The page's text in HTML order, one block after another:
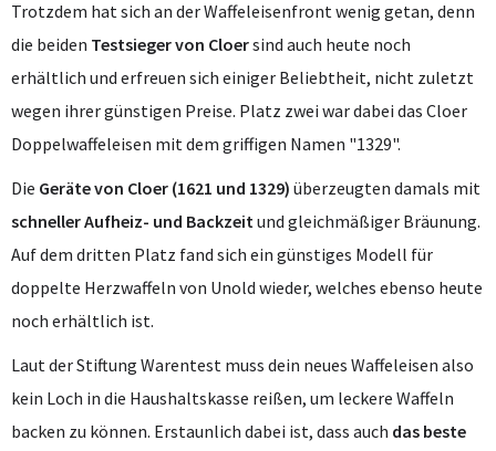
Trotzdem hat sich an der Waffeleisenfront wenig getan, denn
die beiden Testsieger von Cloersind auch heute noch
erhältlich und erfreuen sich einiger Beliebtheit, nicht zuletzt
wegen ihrer günstigen Preise. Platz zwei war dabei das Cloer
Doppelwaffeleisen mit dem griffigen Namen "1329".
Die Geräte von Cloer (1621 und 1329) überzeugten damals mit
schneller Aufheiz- und Backzeit und gleichmäßiger Bräunung.
Auf dem dritten Platz fand sich ein günstiges Modell für
doppelte Herzwaffeln von Unold wieder, welches ebenso heute
noch erhältlich ist.
Laut der Stiftung Warentest muss dein neues Waffeleisen also
kein Loch in die Haushaltskasse reißen, um leckere Waffeln
backen zu können. Erstaunlich dabei ist, dass auch das beste